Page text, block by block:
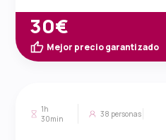
30€
Mejor precio garantizado
1h
30min
38 personas